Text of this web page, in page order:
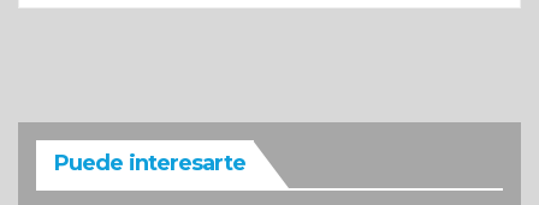
Puede interesarte